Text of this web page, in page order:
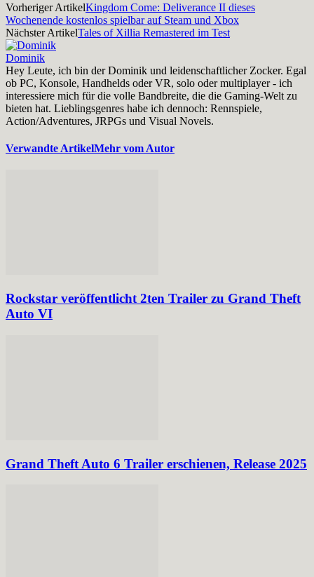
Vorheriger ArtikelKingdom Come: Deliverance II dieses
Wochenende kostenlos spielbar auf Steam und Xbox
Nächster ArtikelTales of Xillia Remastered im Test
Dominik
Hey Leute, ich bin der Dominik und leidenschaftlicher Zocker. Egal
ob PC, Konsole, Handhelds oder VR, solo oder multiplayer - ich
interessiere mich für die volle Bandbreite, die die Gaming-Welt zu
bieten hat. Lieblingsgenres habe ich dennoch: Rennspiele,
Action/Adventures, JRPGs und Visual Novels.
Verwandte ArtikelMehr vom Autor
Rockstar veröffentlicht 2ten Trailer zu Grand Theft
Auto VI
Grand Theft Auto 6 Trailer erschienen, Release 2025